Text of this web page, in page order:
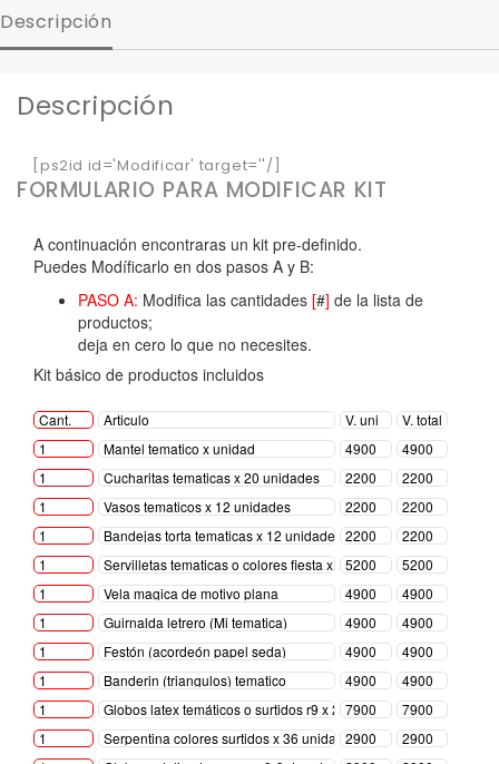
Descripción
Descripción
[ps2id id='Modificar' target=''/]
FORMULARIO PARA MODIFICAR KIT